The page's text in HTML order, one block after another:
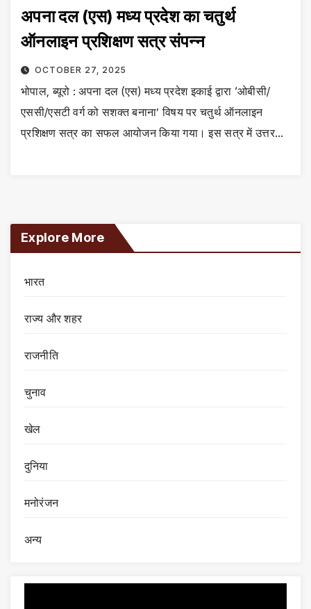
अपना दल (एस) मध्य प्रदेश का चतुर्थ
ऑनलाइन प्रशिक्षण सत्र संपन्न
OCTOBER 27, 2025
भोपाल, ब्यूरो : अपना दल (एस) मध्य प्रदेश इकाई द्वारा ‘ओबीसी/
एससी/एसटी वर्ग को सशक्त बनाना’ विषय पर चतुर्थ ऑनलाइन
प्रशिक्षण सत्र का सफल आयोजन किया गया। इस सत्र में उत्तर…
Explore More
भारत
राज्य और शहर
राजनीति
चुनाव
खेल
दुनिया
मनोरंजन
अन्य